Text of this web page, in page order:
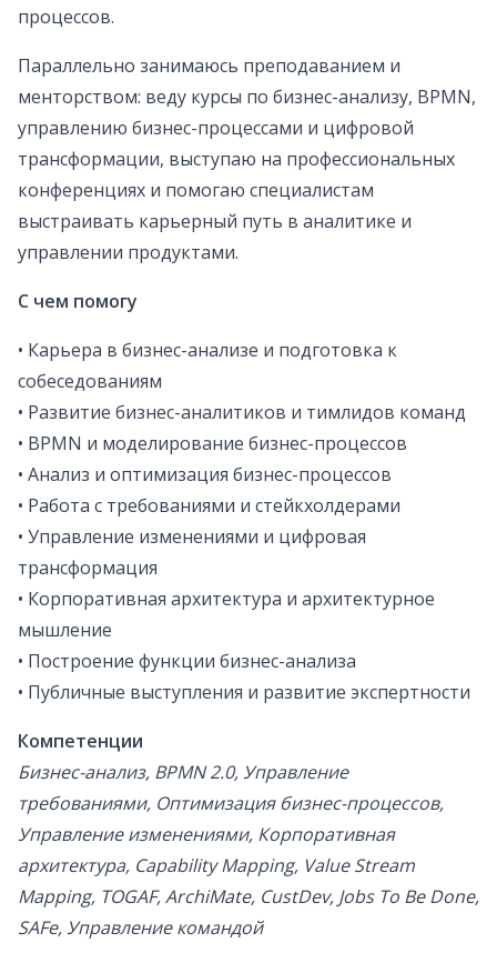
процессов.
Параллельно занимаюсь преподаванием и
менторством: веду курсы по бизнес-анализу, BPMN,
управлению бизнес-процессами и цифровой
трансформации, выступаю на профессиональных
конференциях и помогаю специалистам
выстраивать карьерный путь в аналитике и
управлении продуктами.
С чем помогу
• Карьера в бизнес-анализе и подготовка к
собеседованиям
• Развитие бизнес-аналитиков и тимлидов команд
• BPMN и моделирование бизнес-процессов
• Анализ и оптимизация бизнес-процессов
• Работа с требованиями и стейкхолдерами
• Управление изменениями и цифровая
трансформация
• Корпоративная архитектура и архитектурное
мышление
• Построение функции бизнес-анализа
• Публичные выступления и развитие экспертности
Компетенции
Бизнес-анализ, BPMN 2.0, Управление
требованиями, Оптимизация бизнес-процессов,
Управление изменениями, Корпоративная
архитектура, Capability Mapping, Value Stream
Mapping, TOGAF, ArchiMate, CustDev, Jobs To Be Done,
SAFe, Управление командой